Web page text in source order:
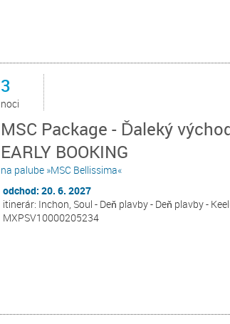
3
noci
MSC Package - Ďaleký
EARLY BOOKING
na palube »MSC Bellissima«
odchod: 20. 6. 2027
itinerár: Inchon, Soul - Deň plavby - Deň plavby -
MXPSV10000205234